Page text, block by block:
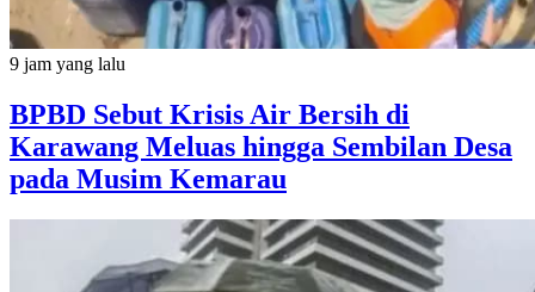
9 jam yang lalu
BPBD Sebut Krisis Air Bersih di
Karawang Meluas hingga Sembilan Desa
pada Musim Kemarau